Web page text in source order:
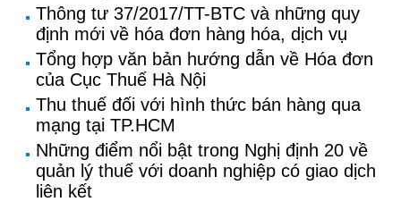
Thông tư 37/2017/TT-BTC và những quy
định mới về hóa đơn hàng hóa, dịch vụ
Tổng hợp văn bản hướng dẫn về Hóa đơn
của Cục Thuế Hà Nội
Thu thuế đối với hình thức bán hàng qua
mạng tại TP.HCM
Những điểm nổi bật trong Nghị định 20 về
quản lý thuế với doanh nghiệp có giao dịch
liên kết